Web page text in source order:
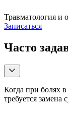
Травматология и
Записаться
Часто
Когда при болях в
требуется замена